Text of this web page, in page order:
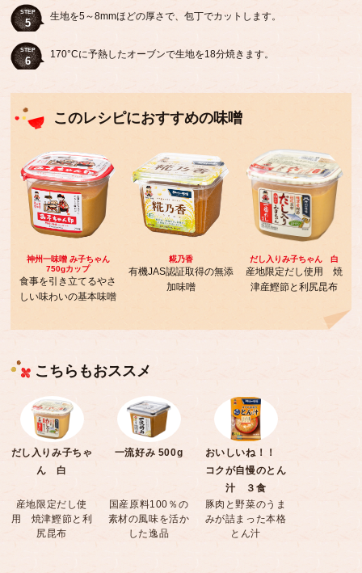
STEP
5
生地を5～8mmほどの厚さで、包丁でカットします。
STEP
6
170°Cに予熱したオーブンで生地を18分焼きます。
このレシピにおすすめの味噌
神州一味噌 み子ちゃん
750gカップ
食事を引き立てるやさ
しい味わいの基本味噌
糀乃香
有機JAS認証取得の無添
加味噌
だし入りみ子ちゃん 白
産地限定だし使用 焼
津産鰹節と利尻昆布
こちらもおススメ
だし入りみ子ちゃ
ん 白
産地限定だし使
用 焼津鰹節と利
尻昆布
一流好み 500g
国産原料100％の
素材の風味を活か
した逸品
おいしいね！！
コクが自慢のとん
汁 ３食
豚肉と野菜のうま
みが詰まった本格
とん汁